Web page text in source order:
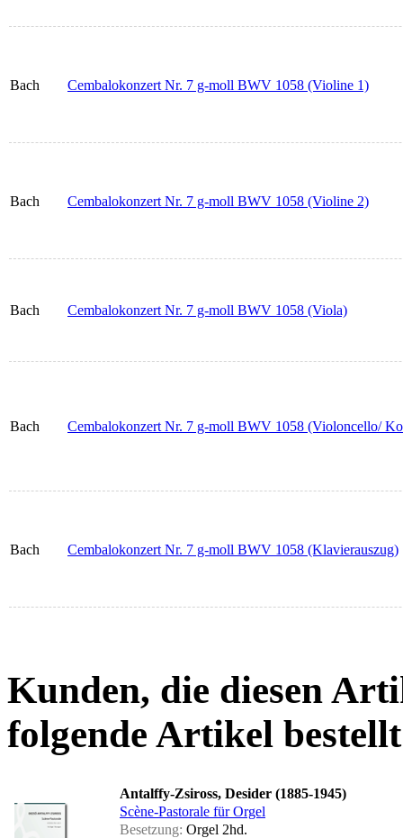
Bach Cembalokonzert Nr. 7 g-moll BWV 1058 (Violine 1)
Bach Cembalokonzert Nr. 7 g-moll BWV 1058 (Violine 2)
Bach Cembalokonzert Nr. 7 g-moll BWV 1058 (Viola)
Bach Cembalokonzert Nr. 7 g-moll BWV 1058 (Violoncello/
Bach Cembalokonzert Nr. 7 g-moll BWV 1058 (Klavierauszug)
Kunden, die diesen
folgende Artikel
Antalffy-Zsiross, Desider (1885-1945)
Scène-Pastorale für Orgel
Besetzung: Orgel 2hd.